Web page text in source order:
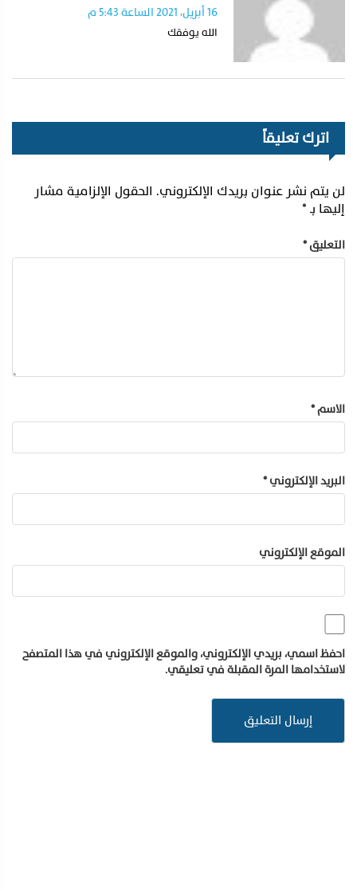
16 أبريل، 2021 الساعة 5:43 م
الله يوفقك
اترك تعليقاً
لن يتم نشر عنوان بريدك الإلكتروني. الحقول الإلزامية مشار
إليها بـ*
التعليق*
الاسم*
البريد الإلكتروني*
الموقع الإلكتروني
احفظ اسمي، بريدي الإلكتروني، والموقع الإلكتروني في هذا المتصفح
لاستخدامها المرة المقبلة في تعليقي.